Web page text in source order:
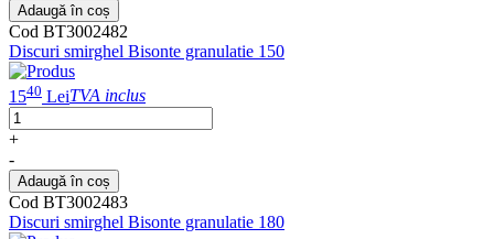
Adaugă în coș
Cod BT3002482
Discuri smirghel Bisonte granulatie 150
1540 LeiTVA inclus
+
-
Adaugă în coș
Cod BT3002483
Discuri smirghel Bisonte granulatie 180